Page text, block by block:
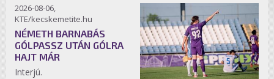
2026-08-06,
KTE/kecskemetite.hu
NÉMETH BARNABÁS
GÓLPASSZ UTÁN GÓLRA
HAJT MÁR
Interjú.